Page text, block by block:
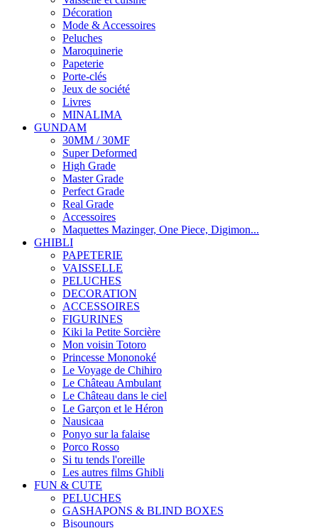
Décoration
Mode & Accessoires
Peluches
Maroquinerie
Papeterie
Porte-clés
Jeux de société
Livres
MINALIMA
GUNDAM
30MM / 30MF
Super Deformed
High Grade
Master Grade
Perfect Grade
Real Grade
Accessoires
Maquettes Mazinger, One Piece, Digimon...
GHIBLI
PAPETERIE
VAISSELLE
PELUCHES
DECORATION
ACCESSOIRES
FIGURINES
Kiki la Petite Sorcière
Mon voisin Totoro
Princesse Mononoké
Le Voyage de Chihiro
Le Château Ambulant
Le Château dans le ciel
Le Garçon et le Héron
Nausicaa
Ponyo sur la falaise
Porco Rosso
Si tu tends l'oreille
Les autres films Ghibli
FUN & CUTE
PELUCHES
GASHAPONS & BLIND BOXES
Bisounours